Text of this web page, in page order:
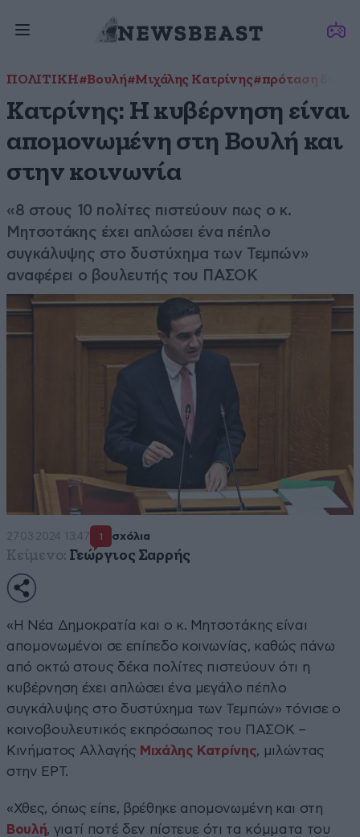
ΠΟΛΙΤΙΚΗ#Βουλή#Μιχάλης Κατρίνης#πρόταση
Κατρίνης: Η κυβέρνηση είναι
απομονωμένη στη Βουλή και
στην κοινωνία
«8 στους 10 πολίτες πιστεύουν πως ο κ.
Μητσοτάκης έχει απλώσει ένα πέπλο
συγκάλυψης στο δυστύχημα των Τεμπών»
αναφέρει ο βουλευτής του ΠΑΣΟΚ
27·03·2024 13:47 1 σχόλια
Κείμενο: Γεώργιος Σαρρής
«Η Νέα Δημοκρατία και ο κ. Μητσοτάκης είναι
απομονωμένοι σε επίπεδο κοινωνίας, καθώς πάνω
από οκτώ στους δέκα πολίτες πιστεύουν ότι η
κυβέρνηση έχει απλώσει ένα μεγάλο πέπλο
συγκάλυψης στο δυστύχημα των Τεμπών» τόνισε ο
κοινοβουλευτικός εκπρόσωπος του ΠΑΣΟΚ –
Κινήματος Αλλαγής Μιχάλης Κατρίνης, μιλώντας
στην ΕΡΤ.
«Χθες, όπως είπε, βρέθηκε απομονωμένη και στη
Βουλή, γιατί ποτέ δεν πίστευε ότι τα κόμματα του